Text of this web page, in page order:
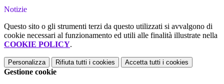
Notizie
Questo sito o gli strumenti terzi da questo utilizzati si avvalgono di
cookie necessari al funzionamento ed utili alle finalità illustrate nella
COOKIE POLICY.
Personalizza Rifiuta tutti i cookies Accetta tutti i cookies
Gestione cookie